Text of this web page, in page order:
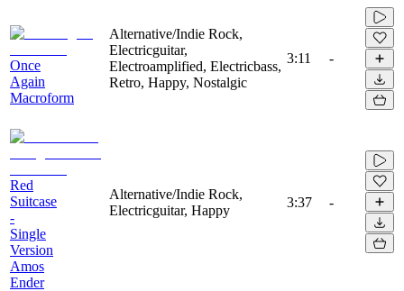
Once
Again
Macroform
Alternative/Indie Rock,
Electricguitar,
Electroamplified, Electricbass,
Retro, Happy, Nostalgic
3:11 -
Red
Suitcase
-
Single
Version
Amos
Ender
Alternative/Indie Rock,
Electricguitar, Happy
3:37 -